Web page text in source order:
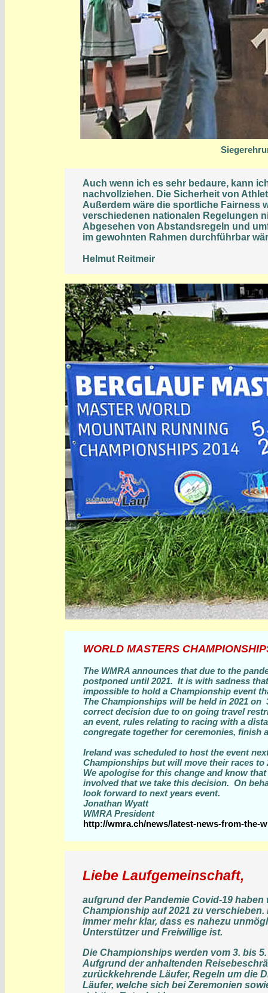
Auch wenn ich es sehr bedaure, kann
nachvollziehen. Die Sicherheit von
Außerdem wäre die sportliche Fairness
verschiedenen nationalen Regelungen
Abgesehen von Abstandsregeln und
im gewohnten Rahmen durchführbar
Helmut Reitmeir
WORLD MASTERS
The WMRA announces that due to the
postponed until 2021. It is with sadness
impossible to hold a Championship event
The Championships will be held in 2021
correct decision due to on going travel
an event, rules relating to racing with a
congregate together for ceremonies, finish
Ireland was scheduled to host the event
Championships but will move their races to
We apologise for this change and know
involved that we take this decision. On
look forward to next years event.
Jonathan Wyatt
WMRA President
http://wmra.ch/news/latest-news-from-the-
Liebe Laufgemeinschaft,
aufgrund der Pandemie Covid-19
Championship auf 2021 zu
immer mehr klar, dass es nahezu
Unterstützer und Freiwillige ist.
Die Championships werden vom 3. bis
Aufgrund der anhaltenden
zurückkehrende Läufer, Regeln um die
Läufer, welche sich bei Zeremonien